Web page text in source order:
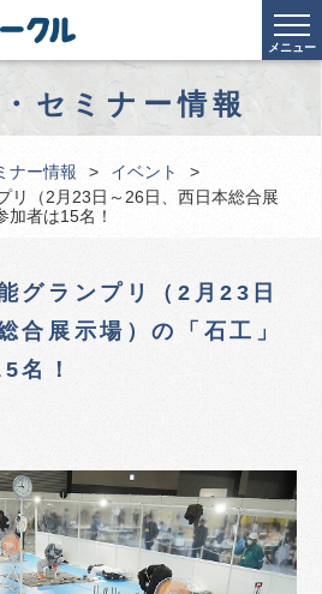
メニュー
セミナー情報
ナー情報
イベント
リ（2月23日～26日、西日本総合展
加者は15名！
グランプリ（2月23日
合展示場）の「石工」
名！